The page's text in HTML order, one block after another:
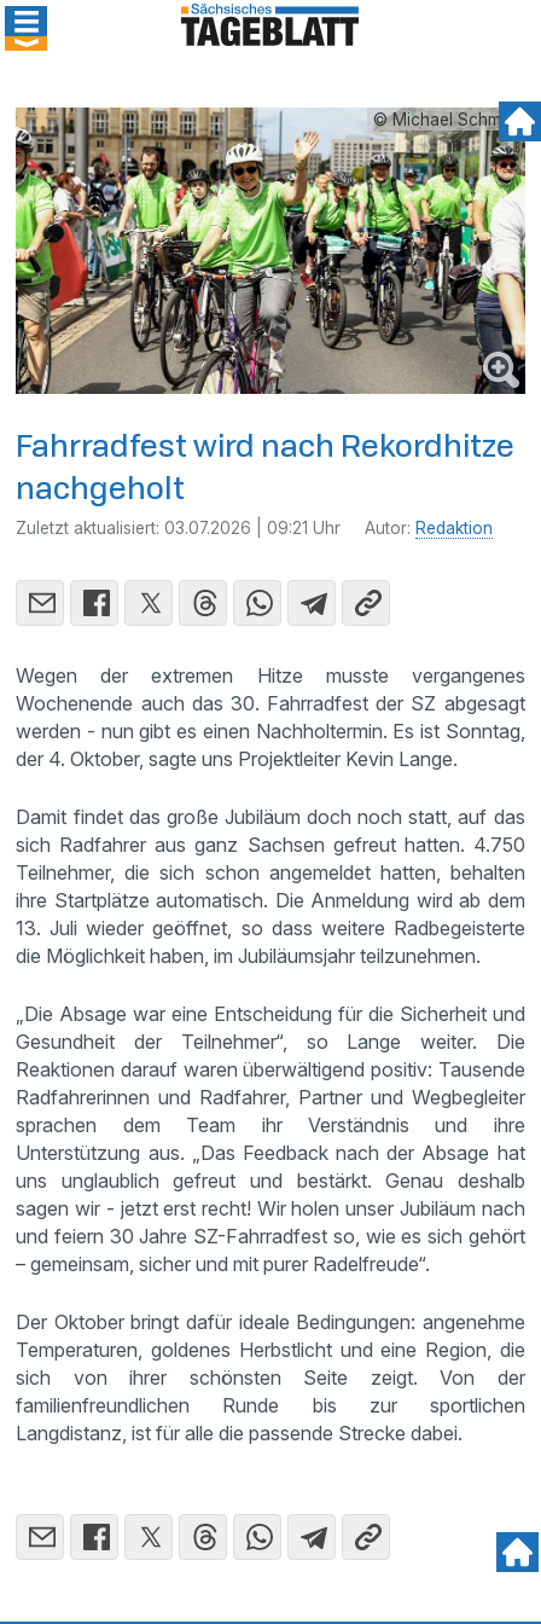
© Michael Schmidt
Fahrradfest wird nach Rekordhitze
nachgeholt
Zuletzt aktualisiert:03.07.2026 | 09:21 Uhr Autor: Redaktion
Wegen der extremen Hitze musste vergangenes
Wochenende auch das 30. Fahrradfest der SZ abgesagt
werden - nun gibt es einen Nachholtermin. Es ist Sonntag,
der 4. Oktober, sagte uns Projektleiter Kevin Lange.
Damit findet das große Jubiläum doch noch statt, auf das
sich Radfahrer aus ganz Sachsen gefreut hatten. 4.750
Teilnehmer, die sich schon angemeldet hatten, behalten
ihre Startplätze automatisch. Die Anmeldung wird ab dem
13. Juli wieder geöffnet, so dass weitere Radbegeisterte
die Möglichkeit haben, im Jubiläumsjahr teilzunehmen.
„Die Absage war eine Entscheidung für die Sicherheit und
Gesundheit der Teilnehmer“, so Lange weiter. Die
Reaktionen darauf waren überwältigend positiv: Tausende
Radfahrerinnen und Radfahrer, Partner und Wegbegleiter
sprachen dem Team ihr Verständnis und ihre
Unterstützung aus. „Das Feedback nach der Absage hat
uns unglaublich gefreut und bestärkt. Genau deshalb
sagen wir - jetzt erst recht! Wir holen unser Jubiläum nach
und feiern 30 Jahre SZ-Fahrradfest so, wie es sich gehört
– gemeinsam, sicher und mit purer Radelfreude“.
Der Oktober bringt dafür ideale Bedingungen: angenehme
Temperaturen, goldenes Herbstlicht und eine Region, die
sich von ihrer schönsten Seite zeigt. Von der
familienfreundlichen Runde bis zur sportlichen
Langdistanz, ist für alle die passende Strecke dabei.